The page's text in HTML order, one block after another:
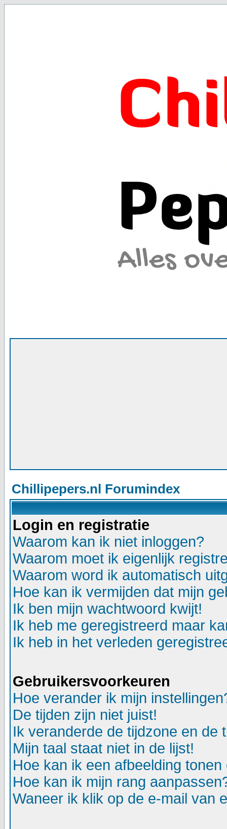
Chillipepers.nl Forumindex
Login en registratie
Waarom kan ik niet inloggen?
Waarom moet ik eigenlijk
Waarom word ik automatisch
Hoe kan ik vermijden dat mijn
Ik ben mijn wachtwoord kwijt!
Ik heb me geregistreerd maar
Ik heb in het verleden
Gebruikersvoorkeuren
Hoe verander ik mijn
De tijden zijn niet juist!
Ik veranderde de tijdzone en de
Mijn taal staat niet in de lijst!
Hoe kan ik een afbeelding
Hoe kan ik mijn rang
Waneer ik klik op de e-mail van